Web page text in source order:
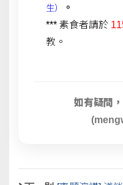
生）
。
*** 素食者請於
教。
如有疑問